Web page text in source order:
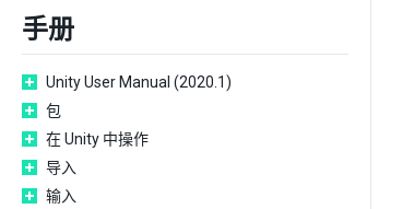
手册
Unity User Manual (2020.1)
包
在 Unity 中操作
导入
输入